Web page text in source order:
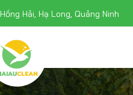
Hồng Hải, Hạ Long, Quảng Ninh